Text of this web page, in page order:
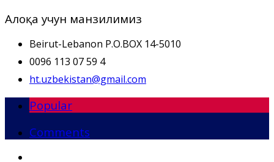
Алоқа учун манзилимиз
Beirut-Lebanon P.O.BOX 14-5010
0096 113 07 59 4
ht.uzbekistan@gmail.com
Popular
Comments